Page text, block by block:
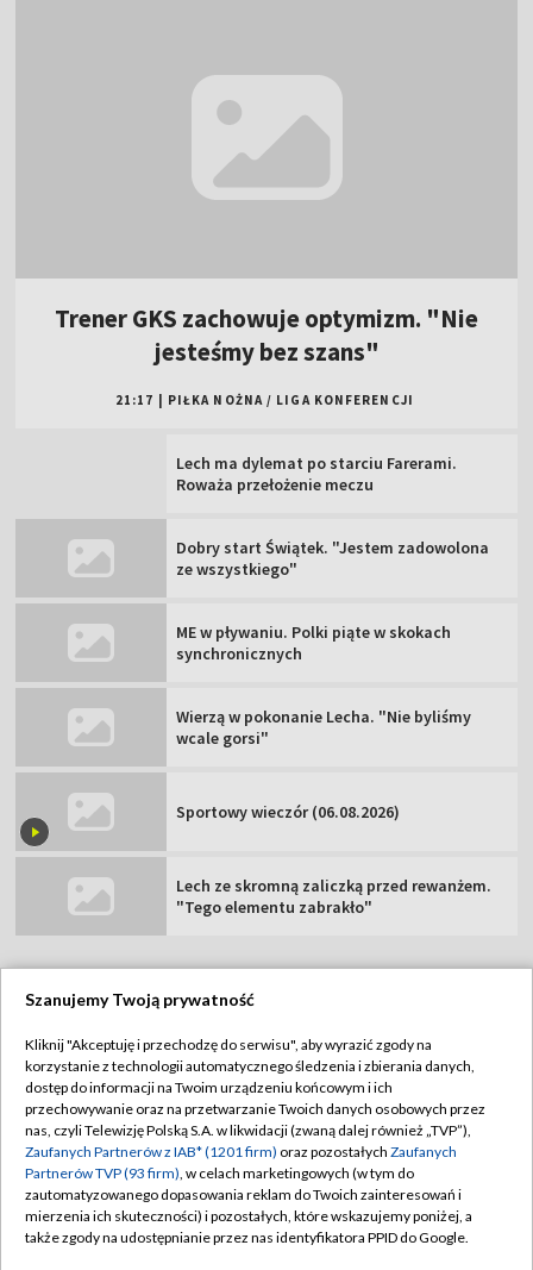
Trener GKS zachowuje optymizm. "Nie
jesteśmy bez szans"
21:17 | PIŁKA NOŻNA / LIGA KONFERENCJI
Lech ma dylemat po starciu Farerami.
Roważa przełożenie meczu
Dobry start Świątek. "Jestem zadowolona
ze wszystkiego"
ME w pływaniu. Polki piąte w skokach
synchronicznych
Wierzą w pokonanie Lecha. "Nie byliśmy
wcale gorsi"
Sportowy wieczór (06.08.2026)
Lech ze skromną zaliczką przed rewanżem.
"Tego elementu zabrakło"
TVP
Abonament TVP
Sklep TVP
Biuro Reklamy
Oferta Handlowa
Telegazeta ogłoszenia
Regulamin TVP
Polityka prywatności
Moje zgody
Biuro reklamy
Kontakt
Szanujemy Twoją prywatność
Kliknij "Akceptuję i przechodzę do serwisu", aby wyrazić zgody na
korzystanie z technologii automatycznego śledzenia i zbierania danych,
dostęp do informacji na Twoim urządzeniu końcowym i ich
przechowywanie oraz na przetwarzanie Twoich danych osobowych przez
nas, czyli Telewizję Polską S.A. w likwidacji (zwaną dalej również „TVP”),
Zaufanych Partnerów z IAB* (1201 firm) oraz pozostałych Zaufanych
Partnerów TVP (93 firm), w celach marketingowych (w tym do
zautomatyzowanego dopasowania reklam do Twoich zainteresowań i
mierzenia ich skuteczności) i pozostałych, które wskazujemy poniżej, a
także zgody na udostępnianie przez nas identyfikatora PPID do Google.